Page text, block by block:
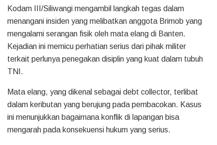
Kodam III/Siliwangi mengambil langkah tegas dalam
menangani insiden yang melibatkan anggota Brimob yang
mengalami serangan fisik oleh mata elang di Banten.
Kejadian ini memicu perhatian serius dari pihak militer
terkait perlunya penegakan disiplin yang kuat dalam tubuh
TNI.
Mata elang, yang dikenal sebagai debt collector, terlibat
dalam keributan yang berujung pada pembacokan. Kasus
ini menunjukkan bagaimana konflik di lapangan bisa
mengarah pada konsekuensi hukum yang serius.